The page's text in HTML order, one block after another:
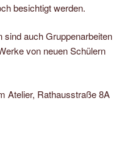
besichtigt werden.
sind auch Gruppenarbeiten
von neuen Schülern
Atelier, Rathausstraße 8A